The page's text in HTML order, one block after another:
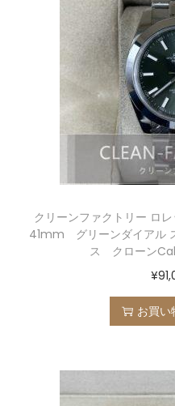
クリーンファクトリー ロ
41mm グリーンダイアル
ス クローン
¥
お買い